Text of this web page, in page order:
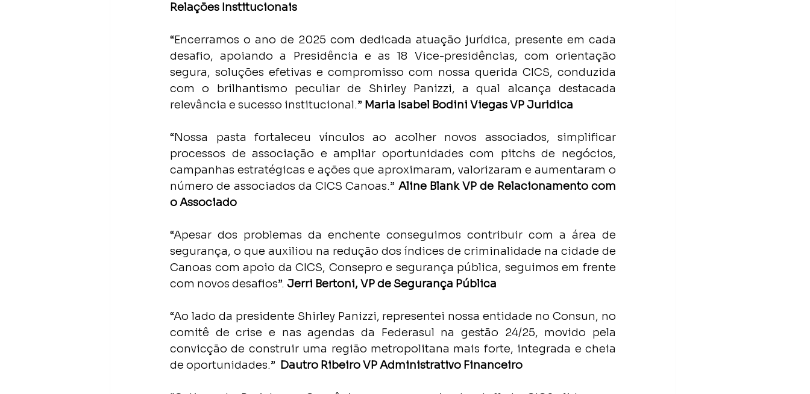
Relações Institucionais
“Encerramos o ano de 2025 com dedicada atuação jurídica, presente em cada
desafio, apoiando a Presidência e as 18 Vice-presidências, com orientação
segura, soluções efetivas e compromisso com nossa querida CICS, conduzida
com o brilhantismo peculiar de Shirley Panizzi, a qual alcança destacada
relevância e sucesso institucional.” Maria Isabel Bodini Viegas VP Juridica
“Nossa pasta fortaleceu vínculos ao acolher novos associados, simplificar
processos de associação e ampliar oportunidades com pitchs de negócios,
campanhas estratégicas e ações que aproximaram, valorizaram e aumentaram o
número de associados da CICS Canoas.” Aline Blank VP de Relacionamento com
o Associado
“Apesar dos problemas da enchente conseguimos contribuir com a área de
segurança, o que auxiliou na redução dos índices de criminalidade na cidade de
Canoas com apoio da CICS, Consepro e segurança pública, seguimos em frente
com novos desafios”. Jerri Bertoni, VP de Segurança Pública
“Ao lado da presidente Shirley Panizzi, representei nossa entidade no Consun, no
comitê de crise e nas agendas da Federasul na gestão 24/25, movido pela
convicção de construir uma região metropolitana mais forte, integrada e cheia
de oportunidades.” Dautro Ribeiro VP Administrativo Financeiro